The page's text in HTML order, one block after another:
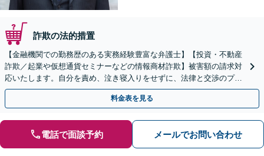
詐欺の法的措置
【金融機関での勤務歴のある実務経験豊富な弁護士】【投資・不動産
詐欺／起業や仮想通貨セミナーなどの情報商材詐欺】被害額の請求対
応いたします。自分を責め、泣き寝入りをせずに、法律と交渉のプロ
にまずはご相談ください。【表参道駅から徒歩3分】
料金表を見る
電話で面談予約 メールでお問い合わせ